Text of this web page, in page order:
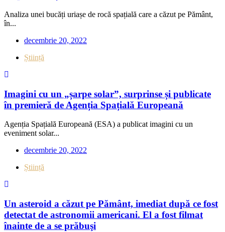
Analiza unei bucăți uriașe de rocă spațială care a căzut pe Pământ,
în...
decembrie 20, 2022
Știință
Imagini cu un „șarpe solar”, surprinse și publicate
în premieră de Agenția Spațială Europeană
Agenția Spațială Europeană (ESA) a publicat imagini cu un
eveniment solar...
decembrie 20, 2022
Știință
Un asteroid a căzut pe Pământ, imediat după ce fost
detectat de astronomii americani. El a fost filmat
înainte de a se prăbuşi